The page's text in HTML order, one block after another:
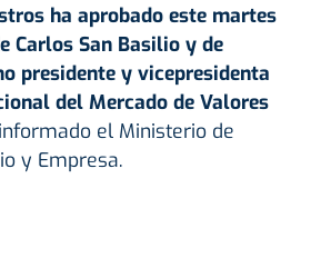
ha aprobado este martes
Carlos San Basilio y de
presidente y vicepresidenta
del Mercado de Valores
el Ministerio de
y Empresa.